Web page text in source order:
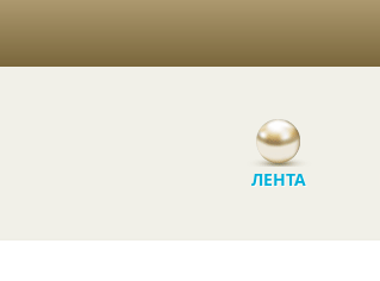
ЛЕНТА